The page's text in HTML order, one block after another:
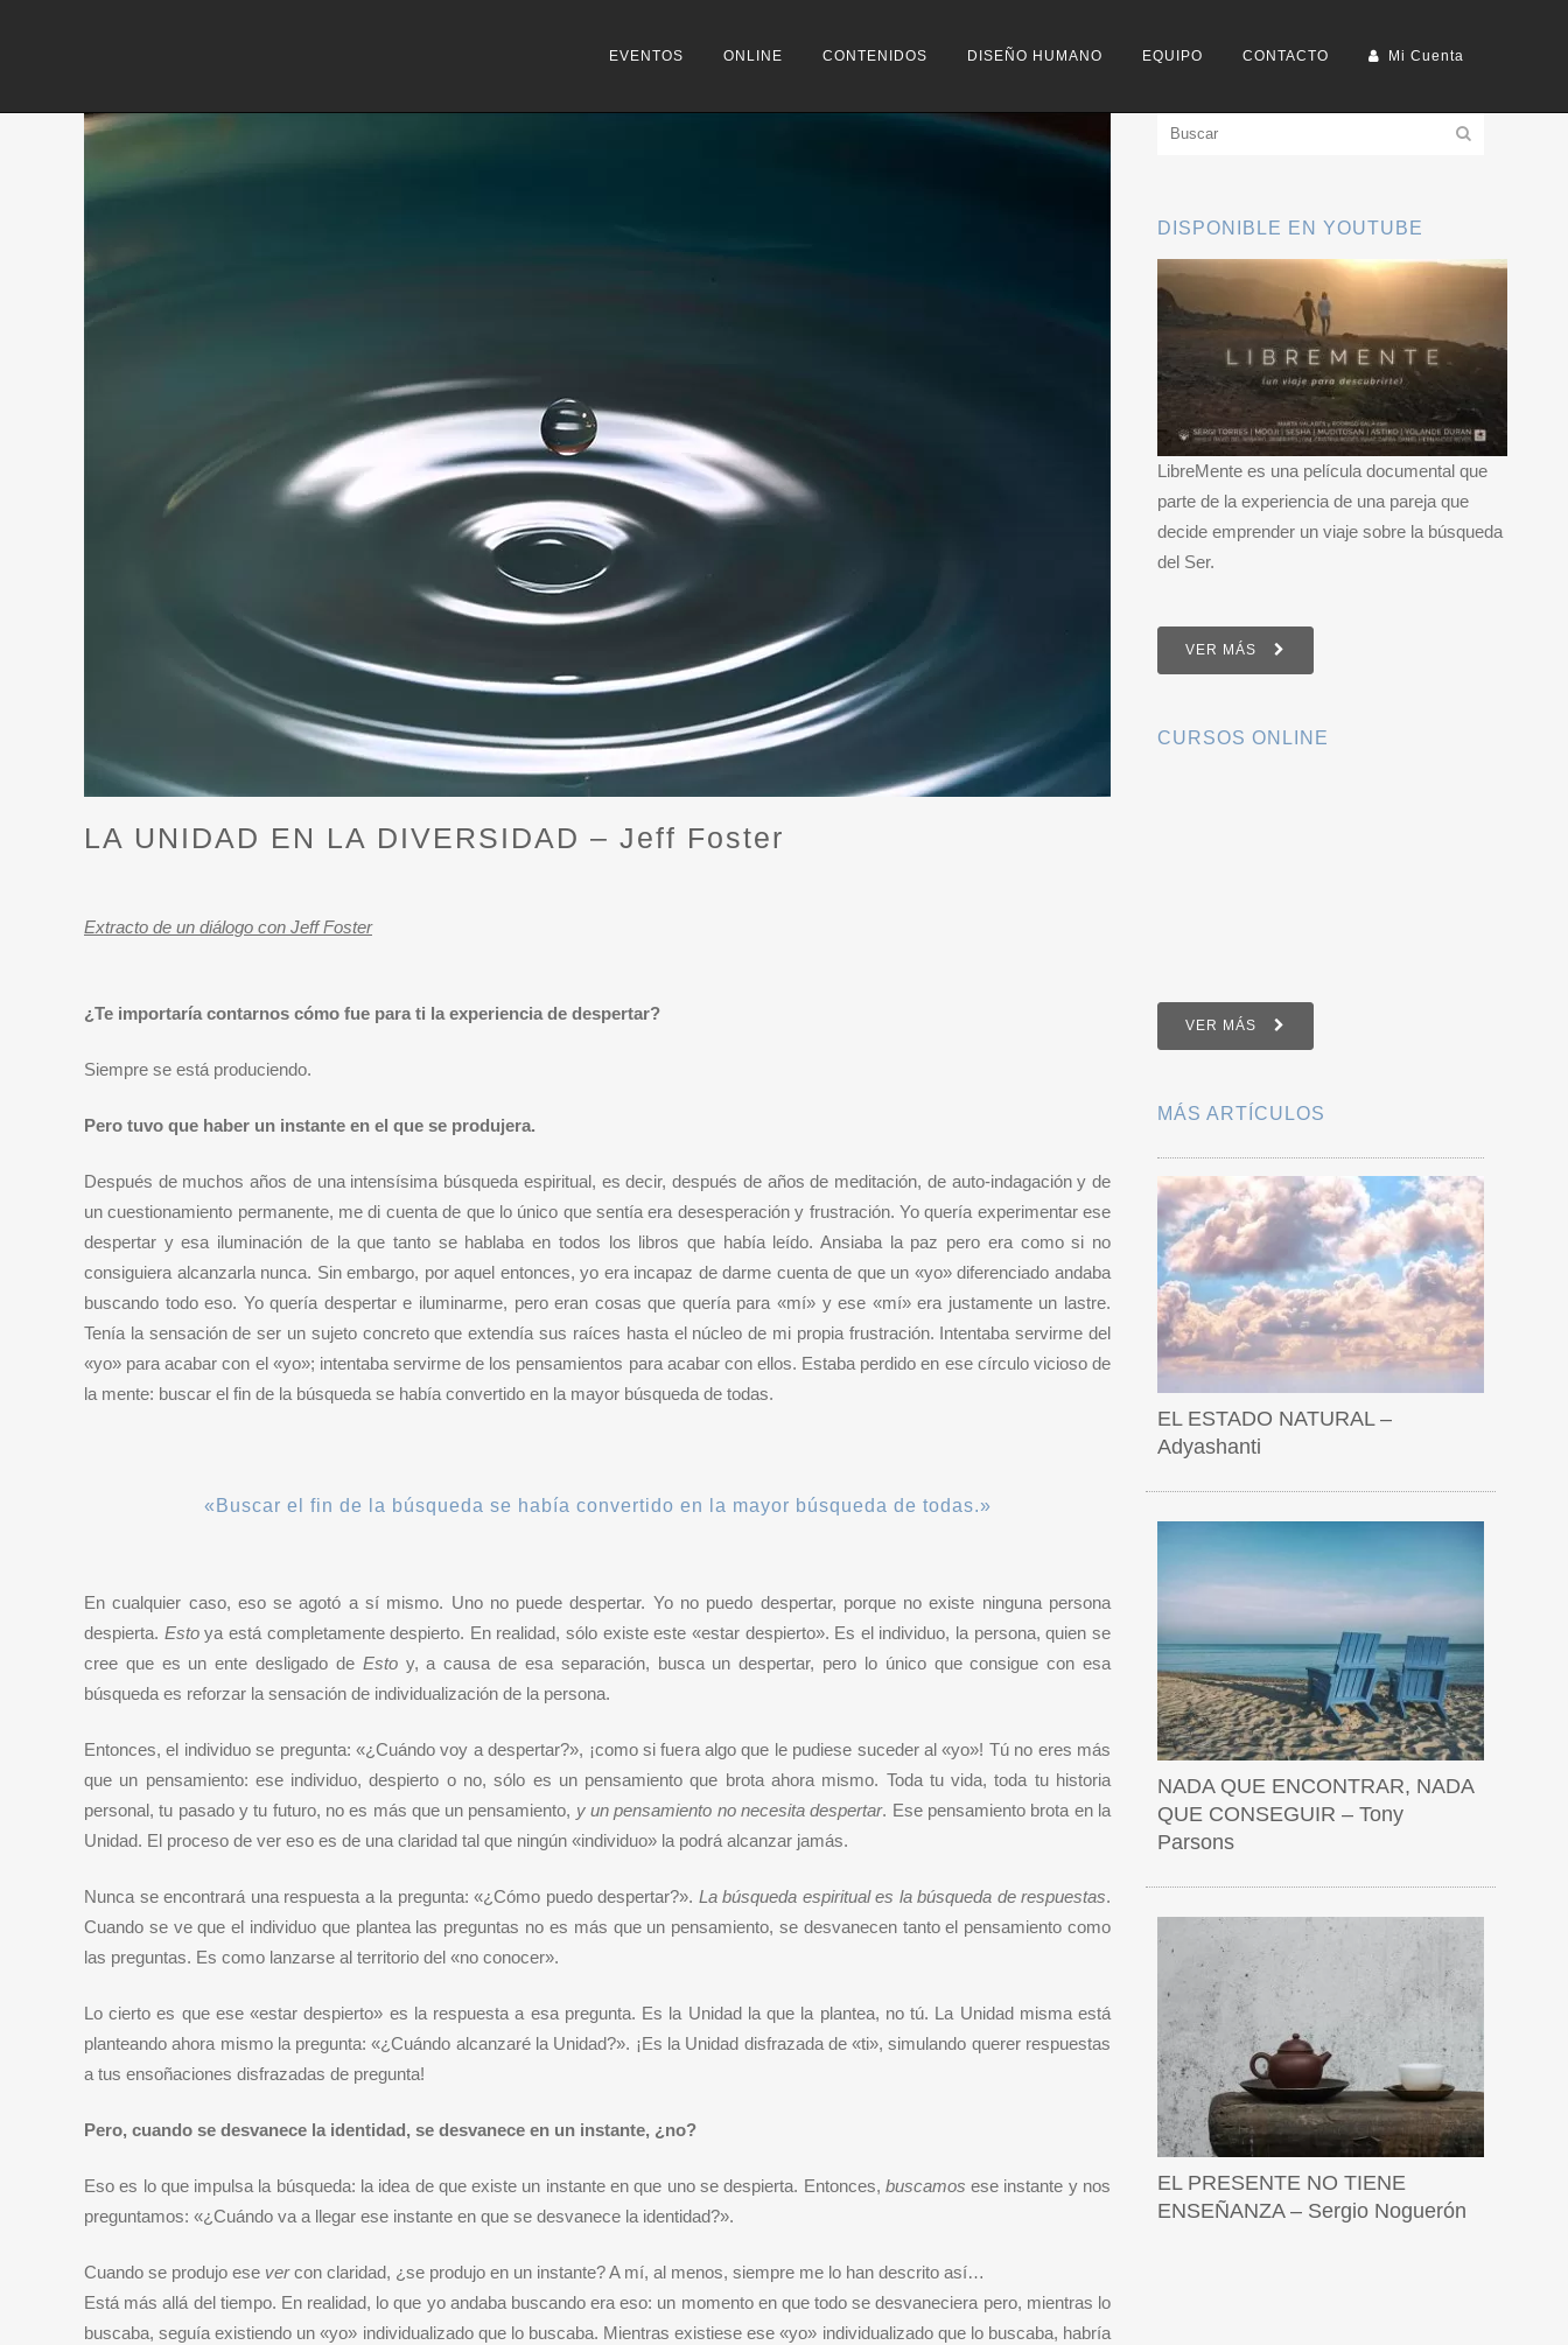
EVENTOS ONLINE CONTENIDOS DISEÑO HUMANO EQUIPO CONTACTO Mi Cuenta
LA UNIDAD EN LA DIVERSIDAD – Jeff Foster
Extracto de un diálogo con Jeff Foster
¿Te importaría contarnos cómo fue para ti la experiencia de despertar?
Siempre se está produciendo.
Pero tuvo que haber un instante en el que se produjera.
Después de muchos años de una intensísima búsqueda espiritual, es decir, después de años de meditación, de auto-indagación y de
un cuestionamiento permanente, me di cuenta de que lo único que sentía era desesperación y frustración. Yo quería experimentar ese
despertar y esa iluminación de la que tanto se hablaba en todos los libros que había leído. Ansiaba la paz pero era como si no
consiguiera alcanzarla nunca. Sin embargo, por aquel entonces, yo era incapaz de darme cuenta de que un «yo» diferenciado andaba
buscando todo eso. Yo quería despertar e iluminarme, pero eran cosas que quería para «mí» y ese «mí» era justamente un lastre.
Tenía la sensación de ser un sujeto concreto que extendía sus raíces hasta el núcleo de mi propia frustración. Intentaba servirme del
«yo» para acabar con el «yo»; intentaba servirme de los pensamientos para acabar con ellos. Estaba perdido en ese círculo vicioso de
la mente: buscar el fin de la búsqueda se había convertido en la mayor búsqueda de todas.
«Buscar el fin de la búsqueda se había convertido en la mayor búsqueda de todas.»
En cualquier caso, eso se agotó a sí mismo. Uno no puede despertar. Yo no puedo despertar, porque no existe ninguna persona
despierta. Estoya está completamente despierto. En realidad, sólo existe este «estar despierto». Es el individuo, la persona, quien se
cree que es un ente desligado de Estoy, a causa de esa separación, busca un despertar, pero lo único que consigue con esa
búsqueda es reforzar la sensación de individualización de la persona.
Entonces, el individuo se pregunta: «¿Cuándo voy a despertar?», ¡como si fuera algo que le pudiese suceder al «yo»! Tú no eres más
que un pensamiento: ese individuo, despierto o no, sólo es un pensamiento que brota ahora mismo. Toda tu vida, toda tu historia
personal, tu pasado y tu futuro, no es más que un pensamiento, y un pensamiento no necesita despertar. Ese pensamiento brota en la
Unidad. El proceso de ver eso es de una claridad tal que ningún «individuo» la podrá alcanzar jamás.
Nunca se encontrará una respuesta a la pregunta: «¿Cómo puedo despertar?». La búsqueda espiritual es la búsqueda de respuestas.
Cuando se ve que el individuo que plantea las preguntas no es más que un pensamiento, se desvanecen tanto el pensamiento como
las preguntas. Es como lanzarse al territorio del «no conocer».
Lo cierto es que ese «estar despierto» es la respuesta a esa pregunta. Es la Unidad la que la plantea, no tú. La Unidad misma está
planteando ahora mismo la pregunta: «¿Cuándo alcanzaré la Unidad?». ¡Es la Unidad disfrazada de «ti», simulando querer respuestas
a tus ensoñaciones disfrazadas de pregunta!
Pero, cuando se desvanece la identidad, se desvanece en un instante, ¿no?
Eso es lo que impulsa la búsqueda: la idea de que existe un instante en que uno se despierta. Entonces, buscamos ese instante y nos
preguntamos: «¿Cuándo va a llegar ese instante en que se desvanece la identidad?».
Cuando se produjo ese vercon claridad, ¿se produjo en un instante? A mí, al menos, siempre me lo han descrito así…
Está más allá del tiempo. En realidad, lo que yo andaba buscando era eso: un momento en que todo se desvaneciera pero, mientras lo
buscaba, seguía existiendo un «yo» individualizado que lo buscaba. Mientras existiese ese «yo» individualizado que lo buscaba, habría
DISPONIBLE EN YOUTUBE
LibreMente es una película documental que
parte de la experiencia de una pareja que
decide emprender un viaje sobre la búsqueda
del Ser.
VER MÁS
CURSOS ONLINE
VER MÁS
MÁS ARTÍCULOS
EL ESTADO NATURAL –
Adyashanti
NADA QUE ENCONTRAR, NADA
QUE CONSEGUIR – Tony
Parsons
EL PRESENTE NO TIENE
ENSEÑANZA – Sergio Noguerón